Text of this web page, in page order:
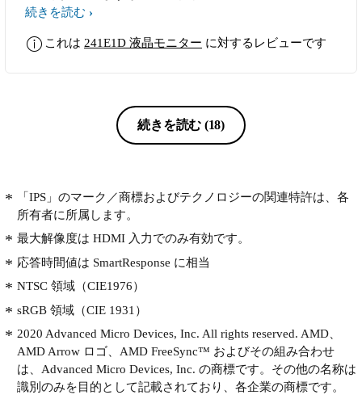
製品内容はお買い得だと思います。材
れている製品だと思いました。
続きを読む
これは 241E1D 液晶モニター に対するレビューです
続きを読む (18)
「IPS」のマーク／商標およびテクノロジーの関連特許は、各
所有者に所属します。
最大解像度は HDMI 入力でのみ有効です。
応答時間値は SmartResponse に相当
NTSC 領域（CIE1976）
sRGB 領域（CIE 1931）
2020 Advanced Micro Devices, Inc. All rights reserved. AMD、
AMD Arrow ロゴ、AMD FreeSync™ およびその組み合わせ
は、Advanced Micro Devices, Inc. の商標です。その他の名称は
識別のみを目的として記載されており、各企業の商標です。